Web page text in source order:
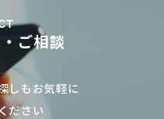
ご相談
しもお気軽に
ださい